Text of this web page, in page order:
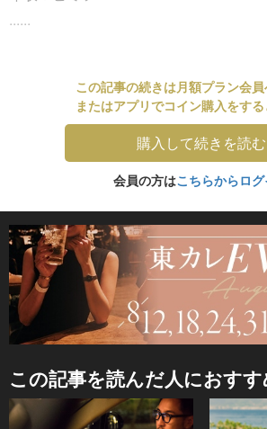
......
この記事の続きは月額プラン会員
またはアプリでコイン購入をす
購入して続きを読む
会員の方はこちらからロ
この記事を読んだ人におす